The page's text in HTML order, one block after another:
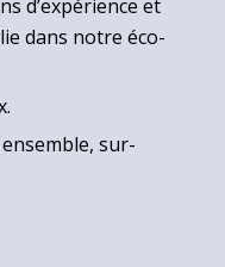
d’expérience et
dans notre éco-
sur-